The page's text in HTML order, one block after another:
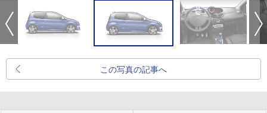
この写真の記事へ